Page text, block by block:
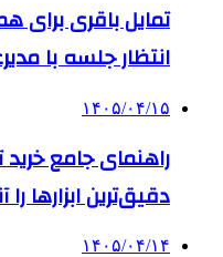
تمایل باقری برای
انتظار جلسه با
۱۴۰۵/۰۴/۱۵
راهنمای جامع
دقیق‌ترین ابزارها را
۱۴۰۵/۰۴/۱۴